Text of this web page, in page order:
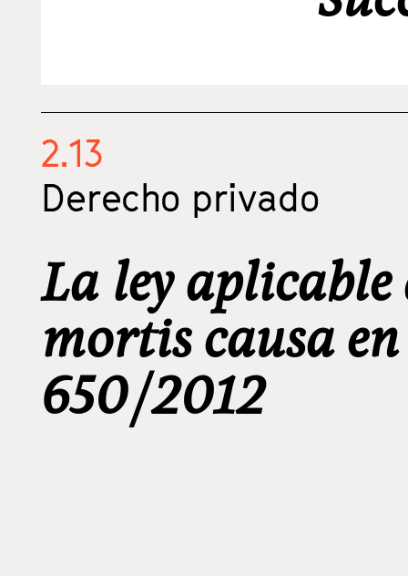
2.13
Derecho privado
La ley aplicable
mortis causa
650/2012